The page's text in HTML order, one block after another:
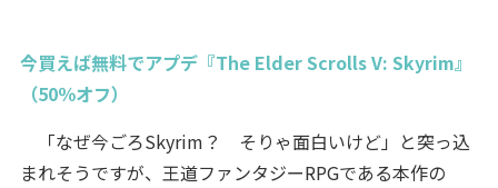
今買えば無料でアプデ『The Elder Scrolls V: Skyrim』
（50％オフ）
「なぜ今ごろSkyrim？ そりゃ面白いけど」と突っ込
まれそうですが、王道ファンタジーRPGである本作の